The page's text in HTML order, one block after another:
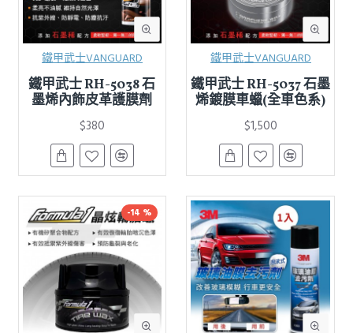
鐵甲武士VANGUARD
鐵甲武士 RH-5038 石
墨烯內飾皮革護膜劑
$380
鐵甲武士VANGUARD
鐵甲武士 RH-5037 石墨
烯鍍膜車蠟(全車色系)
$1,500
-14 %